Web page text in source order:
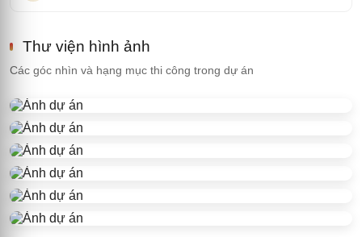
Thư viện hình ảnh
Các góc nhìn và hạng mục thi công trong dự án